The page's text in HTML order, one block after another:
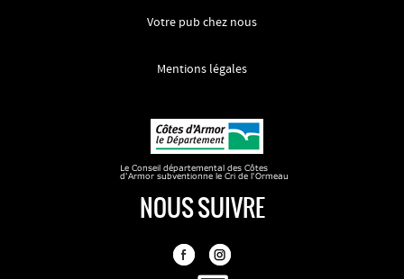
Votre pub chez nous
Mentions légales
NOUS SUIVRE